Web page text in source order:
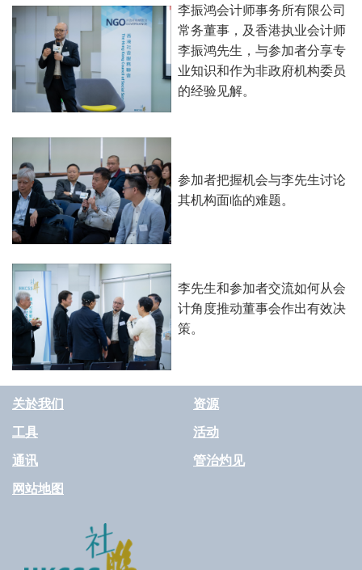
李振鸿会计师事务所有限公司
常务董事，及香港执业会计师
李振鸿先生，与参加者分享专
业知识和作为非政府机构委员
的经验见解。
参加者把握机会与李先生讨论
其机构面临的难题。
李先生和参加者交流如何从会
计角度推动董事会作出有效决
策。
关於我们 资源
工具 活动
通讯 管治灼见
网站地图